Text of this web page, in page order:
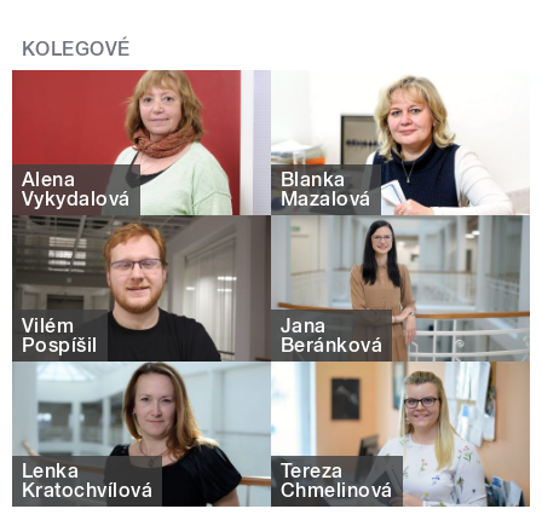
KOLEGOVÉ
Alena
Vykydalová
Blanka
Mazalová
Vilém
Pospíšil
Jana
Beránková
Lenka
Kratochvílová
Tereza
Chmelinová